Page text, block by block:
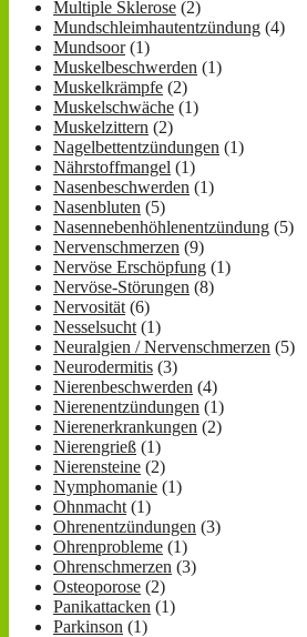
Multiple Sklerose (2)
Mundschleimhautentzündung (4)
Mundsoor(1)
Muskelbeschwerden (1)
Muskelkrämpfe (2)
Muskelschwäche (1)
Muskelzittern (2)
Nagelbettentzündungen (1)
Nährstoffmangel (1)
Nasenbeschwerden (1)
Nasenbluten (5)
Nasennebenhöhlenentzündung (5)
Nervenschmerzen (9)
Nervöse Erschöpfung (1)
Nervöse-Störungen (8)
Nervosität (6)
Nesselsucht (1)
Neuralgien / Nervenschmerzen (5)
Neurodermitis (3)
Nierenbeschwerden (4)
Nierenentzündungen (1)
Nierenerkrankungen (2)
Nierengrieß (1)
Nierensteine (2)
Nymphomanie (1)
Ohnmacht (1)
Ohrenentzündungen (3)
Ohrenprobleme (1)
Ohrenschmerzen (3)
Osteoporose (2)
Panikattacken (1)
Parkinson (1)